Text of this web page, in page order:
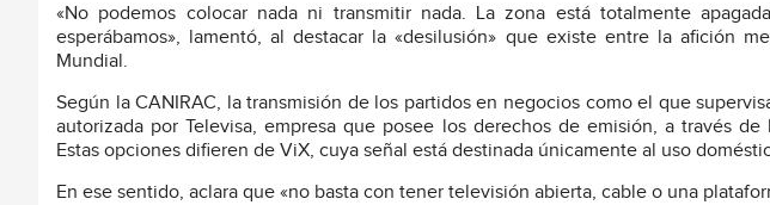
«No podemos colocar nada ni transmitir nada. La zona está totalmente
esperábamos», lamentó, al destacar la «desilusión» que existe entre la afición
Mundial.
Según la CANIRAC, la transmisión de los partidos en negocios como el que
autorizada por Televisa, empresa que posee los derechos de emisión, a través
Estas opciones difieren de ViX, cuya señal está destinada únicamente al uso
En ese sentido, aclara que «no basta con tener televisión abierta, cable o una